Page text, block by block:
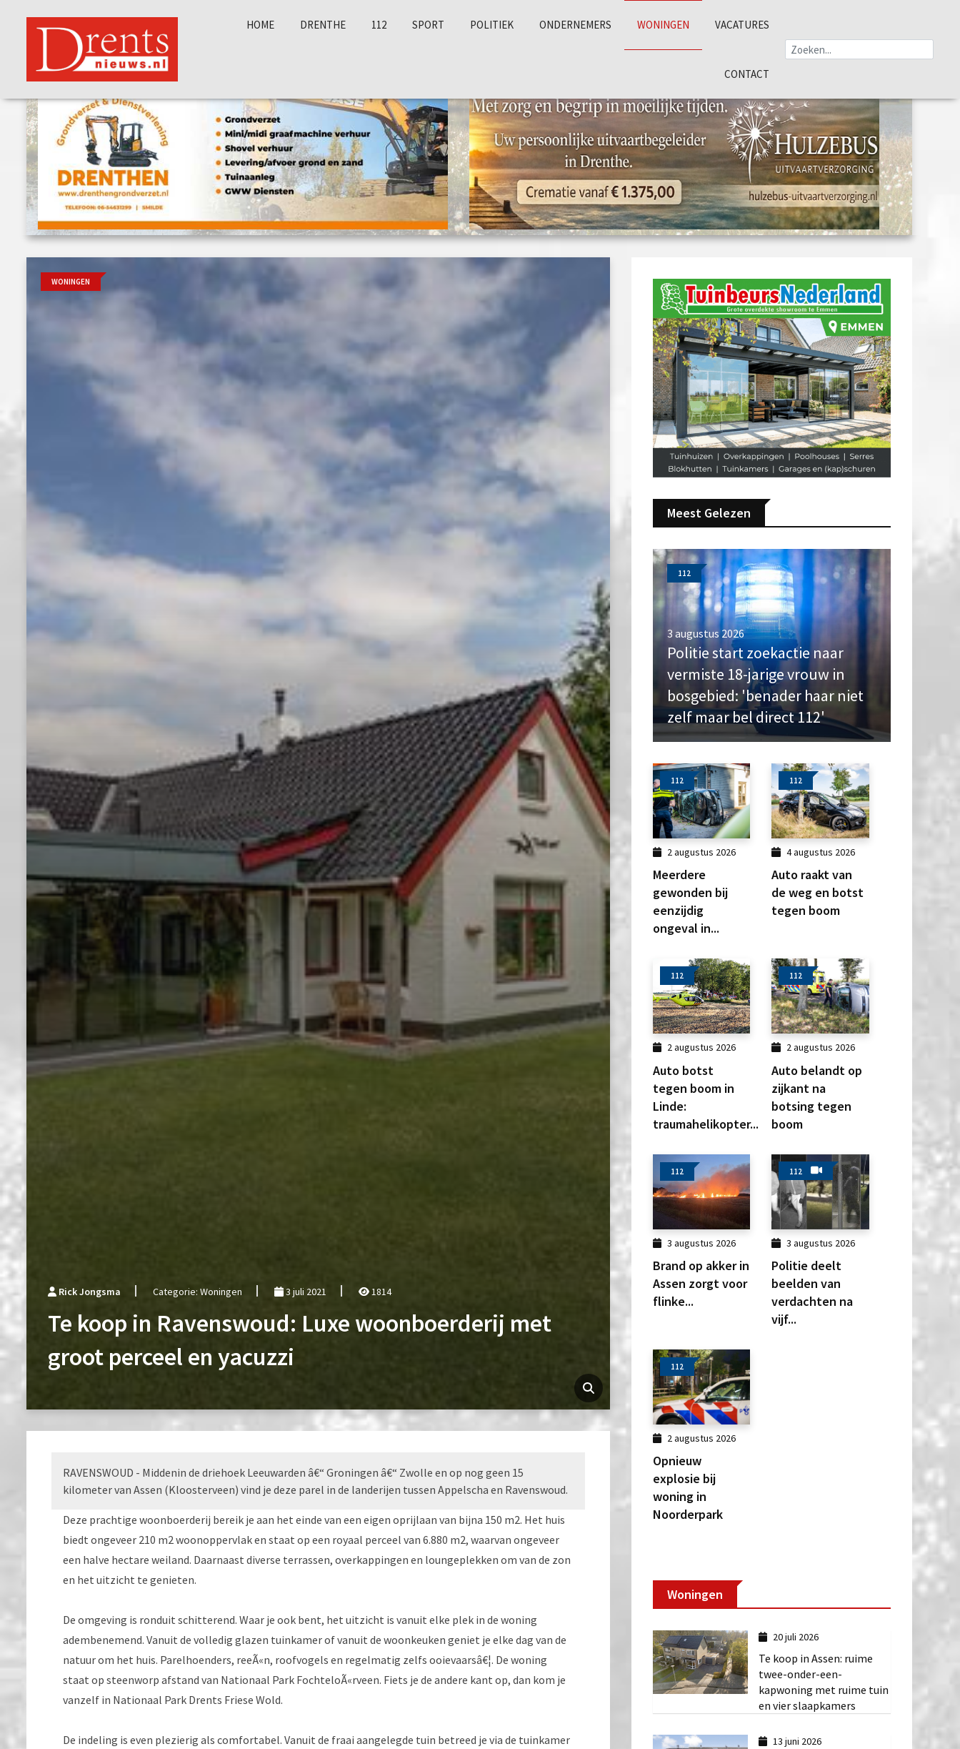
HOME DRENTHE 112 SPORT POLITIEK ONDERNEMERS WONINGEN VACATURES
CONTACT
WONINGEN
Rick Jongsma Categorie: Woningen 3 juli 2021 1814
Te koop in Ravenswoud: Luxe woonboerderij met
groot perceel en yacuzzi
RAVENSWOUD - Middenin de driehoek Leeuwarden â€“ Groningen â€“ Zwolle en op nog geen 15
kilometer van Assen (Kloosterveen) vind je deze parel in de landerijen tussen Appelscha en Ravenswoud.
Deze prachtige woonboerderij bereik je aan het einde van een eigen oprijlaan van bijna 150 m2. Het huis
biedt ongeveer 210 m2 woonoppervlak en staat op een royaal perceel van 6.880 m2, waarvan ongeveer
een halve hectare weiland. Daarnaast diverse terrassen, overkappingen en loungeplekken om van de zon
en het uitzicht te genieten.
De omgeving is ronduit schitterend. Waar je ook bent, het uitzicht is vanuit elke plek in de woning
adembenemend. Vanuit de volledig glazen tuinkamer of vanuit de woonkeuken geniet je elke dag van de
natuur om het huis. Parelhoenders, reeÃ«n, roofvogels en regelmatig zelfs ooievaarsâ€¦. De woning
staat op steenworp afstand van Nationaal Park FochteloÃ«rveen. Fiets je de andere kant op, dan kom je
vanzelf in Nationaal Park Drents Friese Wold.
De indeling is even plezierig als comfortabel. Vanuit de fraai aangelegde tuin betreed je via de tuinkamer
Meest Gelezen
112
3 augustus 2026
Politie start zoekactie naar
vermiste 18-jarige vrouw in
bosgebied: 'benader haar niet
zelf maar bel direct 112'
112
2 augustus 2026
Meerdere
gewonden bij
eenzijdig
ongeval in...
112
4 augustus 2026
Auto raakt van
de weg en botst
tegen boom
112
2 augustus 2026
Auto botst
tegen boom in
Linde:
traumahelikopter...
112
2 augustus 2026
Auto belandt op
zijkant na
botsing tegen
boom
112
3 augustus 2026
Brand op akker in
Assen zorgt voor
flinke...
112
3 augustus 2026
Politie deelt
beelden van
verdachten na
vijf...
112
2 augustus 2026
Opnieuw
explosie bij
woning in
Noorderpark
Woningen
20 juli 2026
Te koop in Assen: ruime
twee-onder-een-
kapwoning met ruime tuin
en vier slaapkamers
13 juni 2026